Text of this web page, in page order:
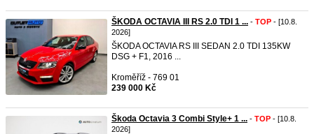
ŠKODA OCTAVIA III RS 2.0 TDI 1 ... - TOP - [10.8.
2026]
ŠKODA OCTAVIA RS III SEDAN 2.0 TDI 135KW
DSG + F1, 2016 ...
Kroměříž - 769 01
239 000 Kč
Škoda Octavia 3 Combi Style+ 1 ... - TOP - [10.8.
2026]